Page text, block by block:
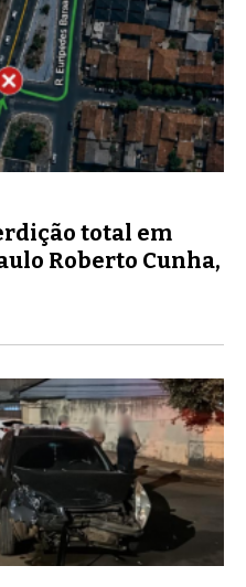
total em
Roberto Cunha,